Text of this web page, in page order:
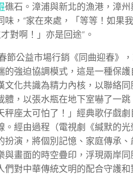
礁石。漳浦與新北的漁港，漳
味，“家在來處，「等等！如果
對啊！」亦是回途”。
節公益市場行銷《同曲迎春》
的強迫協調模式，這是一種保
文化共識為精力內核，以聯絡
體，以張水瓶在地下室嚇了一跳
秤座太可怕了！」經典歌仔戲劇
。經由過程（電視劇《緘默的
扮演，將個別記憶、家庭傳承
與畫面的時空疊印，浮現兩岸
們對中華傳統文明的配合守護和